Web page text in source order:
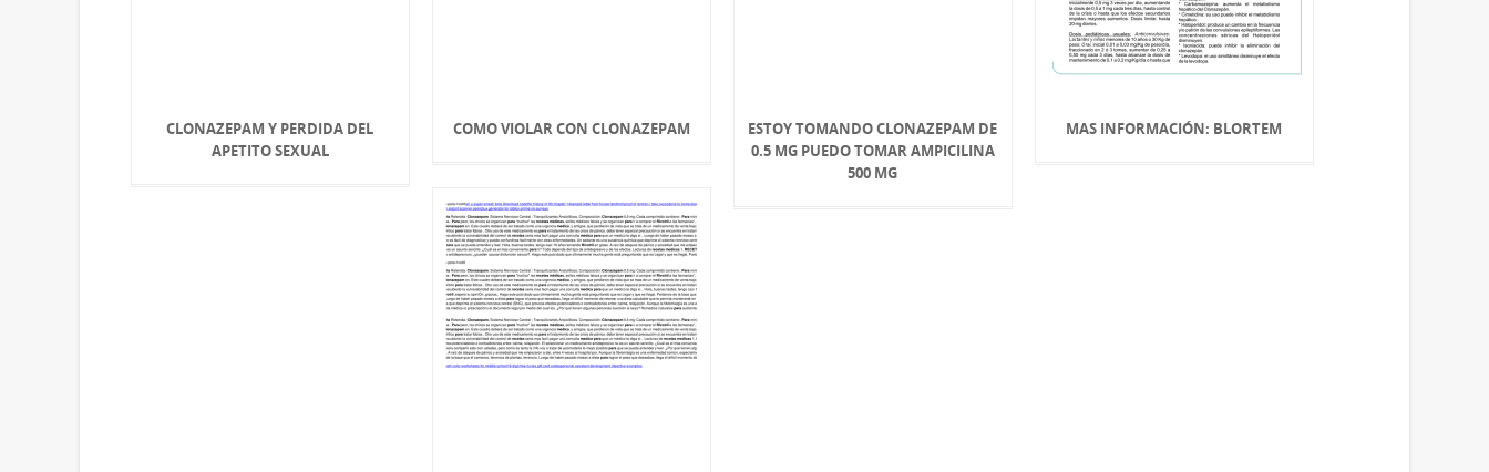
CLONAZEPAM Y PERDIDA DEL
APETITO SEXUAL
COMO VIOLAR CON CLONAZEPAM
ESTOY TOMANDO CLONAZEPAM DE
0.5 MG PUEDO TOMAR AMPICILINA
500 MG
MAS INFORMACIÓN: BLORTEM